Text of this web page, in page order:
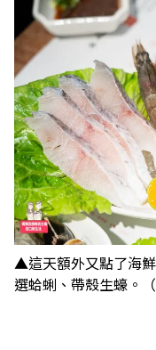
▲這天額外又點了海
選蛤蜊、帶殼生蠔。